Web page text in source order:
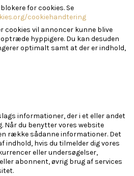
for cookies. Se
cookiehandtering
cookies vil annoncer kunne blive
hyppigere. Du kan desuden
optimalt samt at der er indhold,
informationer, der i et eller andet
Når du benytter vores website
række sådanne informationer. Det
indhold, hvis du tilmelder dig vores
eller undersøgelser,
abonnent, øvrig brug af services